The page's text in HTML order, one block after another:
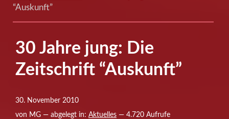
“Auskunft”
30 Jahre jung: Die
Zeitschrift “Auskunft”
30. November 2010
von MG — abgelegt in: Aktuelles — 4.720 Aufrufe